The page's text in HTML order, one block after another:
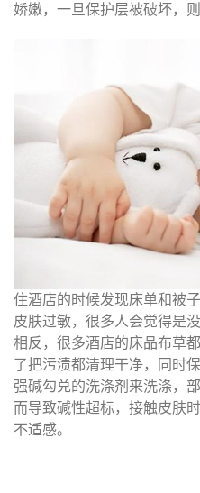
娇嫩，一旦保护层被破坏，
住酒店的时候发现床单和被
皮肤过敏，很多人会觉得是
相反，很多酒店的床品布草
了把污渍都清理干净，同时
强碱勾兑的洗涤剂 来洗涤，
而导致碱性超标，接触皮肤
不适感。